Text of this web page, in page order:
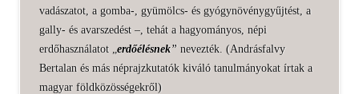
vadászatot, a gomba-, gyümölcs- és gyógynövénygyűjtést, a
gally- és avarszedést –, tehát a hagyományos, népi
erdőhasználatot „ erdőélésnek” nevezték. (Andrásfalvy
Bertalan és más néprajzkutatók kiváló tanulmányokat írtak a
magyar földközösségekről)